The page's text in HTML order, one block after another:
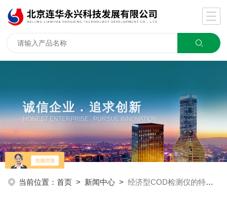
诚信企业 . 追求创新
HONEST ENTERPRISE . PURSUE INNOVATION
当前位置：首页 > 新闻中心 >经济型COD检测仪的特点，你都知道吗？